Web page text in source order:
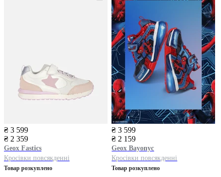
₴ 3 599
₴ 2 359
Geox Fastics
Кросівки повсякденні
Товар розкуплено
₴ 3 599
₴ 2 159
Geox Bayonyc
Кросівки повсякденні
Товар розкуплено